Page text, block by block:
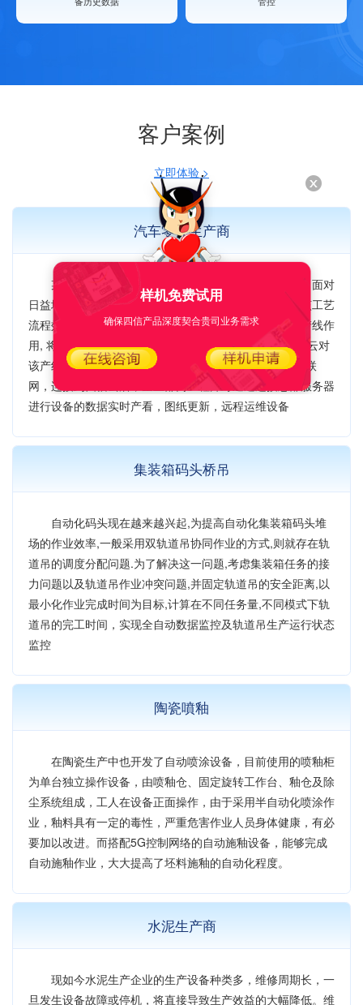
客户案例
立即体验 >
汽车零件生产商
某汽车通用零件造型工厂，主要进行汽车轮毂制造。面对
日益增长需求的情况，引入了打磨抛光一体机产线，把该工艺
流程效率提升了五倍，提高产能，为了更进一步发挥该产线作
用, 将对进行物联化、智能化进一步升级。决定使用四信云对
该产线实行远程运维方案。现前端的 PLC 通过智能网关联
网，连接到四信云后，企业部门工程师可通过连接总部服务器
进行设备的数据实时产看，图纸更新，远程运维设备
集装箱码头桥吊
自动化码头现在越来越兴起,为提高自动化集装箱码头堆
场的作业效率,一般采用双轨道吊协同作业的方式,则就存在轨
道吊的调度分配问题.为了解决这一问题,考虑集装箱任务的接
力问题以及轨道吊作业冲突问题,并固定轨道吊的安全距离,以
最小化作业完成时间为目标,计算在不同任务量,不同模式下轨
道吊的完工时间，实现全自动数据监控及轨道吊生产运行状态
监控
陶瓷噴釉
在陶瓷生产中也开发了自动喷涂设备，目前使用的喷釉柜
为单台独立操作设备，由喷釉仓、固定旋转工作台、釉仓及除
尘系统组成，工人在设备正面操作，由于采用半自动化喷涂作
业，釉料具有一定的毒性，严重危害作业人员身体健康，有必
要加以改进。而搭配5G控制网络的自动施釉设备，能够完成
自动施釉作业，大大提高了坯料施釉的自动化程度。
水泥生产商
现如今水泥生产企业的生产设备种类多，维修周期长，一
旦发生设备故障或停机，将直接导致生产效益的大幅降低。维
样机免费试用
确保四信产品深度契合贵司业务需求